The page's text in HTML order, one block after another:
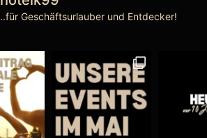
..für Geschäftsurlauber und Entdecker!